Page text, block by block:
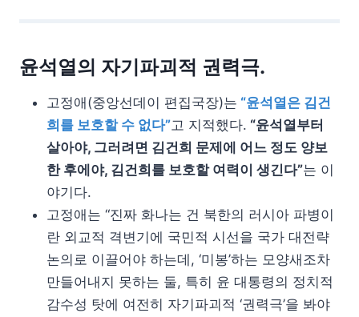
윤석열의 자기파괴적 권력극.
고정애(중앙선데이 편집국장)는 “윤석열은 김건
희를 보호할 수 없다”고 지적했다. “윤석열부터
살아야, 그러려면 김건희 문제에 어느 정도 양보
한 후에야, 김건희를 보호할 여력이 생긴다”는 이
야기다.
고정애는 “진짜 화나는 건 북한의 러시아 파병이
란 외교적 격변기에 국민적 시선을 국가 대전략
논의로 이끌어야 하는데, ‘미봉’하는 모양새조차
만들어내지 못하는 둘, 특히 윤 대통령의 정치적
감수성 탓에 여전히 자기파괴적 ‘권력극’을 봐야